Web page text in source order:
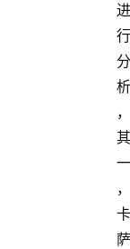
进
行
分
析
，
其
一
，
卡
萨